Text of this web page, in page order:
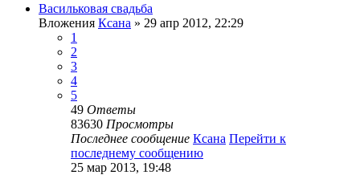
Васильковая свадьба
Вложения Ксана » 29 апр 2012, 22:29
1
2
3
4
5
49 Ответы
83630 Просмотры
Последнее сообщение Ксана Перейти к
последнему сообщению
25 мар 2013, 19:48